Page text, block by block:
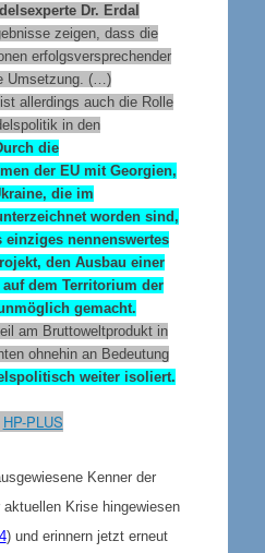
Dr. Erdal
zeigen, dass die
erfolgsversprechender
Umsetzung. (…)
allerdings auch die Rolle
in den
die
der EU mit Georgien,
die im
worden sind,
einziges nennenswertes
den Ausbau einer
dem Territorium der
gemacht.
am Bruttoweltprodukt in
ohnehin an Bedeutung
weiter isoliert.
HP-PLUS
Kenner der
Krise hingewiesen
) und erinnern jetzt erneut